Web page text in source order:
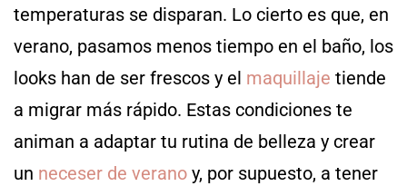
temperaturas se disparan. Lo cierto es que, en
verano, pasamos menos tiempo en el baño, los
looks han de ser frescos y el maquillaje tiende
a migrar más rápido. Estas condiciones te
animan a adaptar tu rutina de belleza y crear
un neceser de verano y, por supuesto, a tener